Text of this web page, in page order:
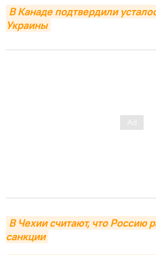
В Канаде подтвердили
Украины
В Чехии считают, что Россию
санкции